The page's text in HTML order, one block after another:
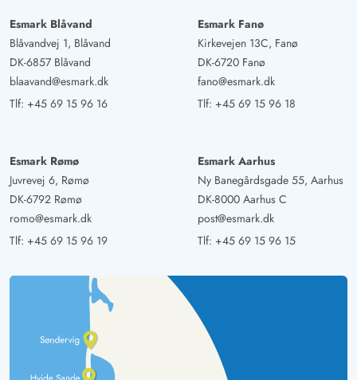
Esmark Blåvand
Blåvandvej 1, Blåvand
DK-6857 Blåvand
blaavand@esmark.dk
Tlf: +45 69 15 96 16
Esmark Fanø
Kirkevejen 13C, Fanø
DK-6720 Fanø
fano@esmark.dk
Tlf: +45 69 15 96 18
Esmark Rømø
Juvrevej 6, Rømø
DK-6792 Rømø
romo@esmark.dk
Tlf: +45 69 15 96 19
Esmark Aarhus
Ny Banegårdsgade 55, Aarhus
DK-8000 Aarhus C
post@esmark.dk
Tlf: +45 69 15 96 15